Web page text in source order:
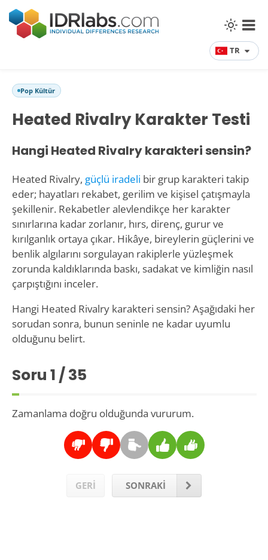
TR
Pop Kültür
Heated Rivalry Karakter Testi
Hangi Heated Rivalry karakteri sensin?
Heated Rivalry, güçlü iradeli bir grup karakteri takip
eder; hayatları rekabet, gerilim ve kişisel çatışmayla
şekillenir. Rekabetler alevlendikçe her karakter
sınırlarına kadar zorlanır, hırs, direnç, gurur ve
kırılganlık ortaya çıkar. Hikâye, bireylerin güçlerini ve
benlik algılarını sorgulayan rakiplerle yüzleşmek
zorunda kaldıklarında baskı, sadakat ve kimliğin nasıl
çarpıştığını inceler.
Hangi Heated Rivalry karakteri sensin? Aşağıdaki her
sorudan sonra, bunun seninle ne kadar uyumlu
olduğunu belirt.
Soru 1 / 35
Zamanlama doğru olduğunda vururum.
GERİ SONRAKİ